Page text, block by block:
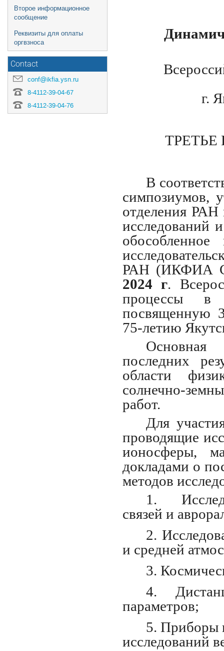
Второе информационное
сообщение
Реквизиты для оплаты
оргвзноса
Contact
conf@ikfia.ysn.ru
8-4112-39-04-67
8-4112-39-04-76
г.
В
симпозиумов,
отделения РАН
РАН (ИКФИА
2024 г.
процессы в
посвященную
75-летию
последних
области
солнечно-
работ.
Для
проводящие
ионосферы,
докладами о
методов
1.
связей и
2.
и средней
3.
4.
параметров;
5. Приборы
исследований